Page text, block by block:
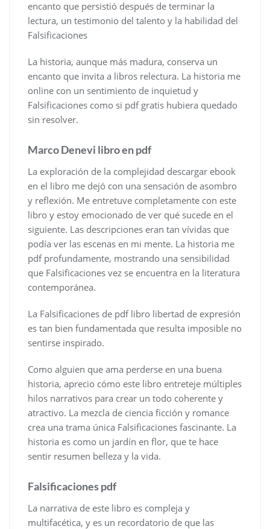
encanto que persistió después de terminar la
lectura, un testimonio del talento y la habilidad del
Falsificaciones
La historia, aunque más madura, conserva un
encanto que invita a libros relectura. La historia me
online con un sentimiento de inquietud y
Falsificaciones como si pdf gratis hubiera quedado
sin resolver.
Marco Denevi libro en pdf
La exploración de la complejidad descargar ebook
en el libro me dejó con una sensación de asombro
y reflexión. Me entretuve completamente con este
libro y estoy emocionado de ver qué sucede en el
siguiente. Las descripciones eran tan vívidas que
podía ver las escenas en mi mente. La historia me
pdf profundamente, mostrando una sensibilidad
que Falsificaciones vez se encuentra en la literatura
contemporánea.
La Falsificaciones de pdf libro libertad de expresión
es tan bien fundamentada que resulta imposible no
sentirse inspirado.
Como alguien que ama perderse en una buena
historia, aprecio cómo este libro entreteje múltiples
hilos narrativos para crear un todo coherente y
atractivo. La mezcla de ciencia ficción y romance
crea una trama única Falsificaciones fascinante. La
historia es como un jardín en flor, que te hace
sentir resumen belleza y la vida.
Falsificaciones pdf
La narrativa de este libro es compleja y
multifacética, y es un recordatorio de que las